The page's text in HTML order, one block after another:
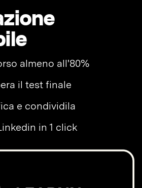
almeno all'80%
il test finale
e condividila
in 1 click